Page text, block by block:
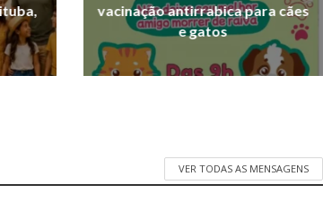
vacinação antirrabica para cães
e gatos
VER TODAS AS MENSAGENS